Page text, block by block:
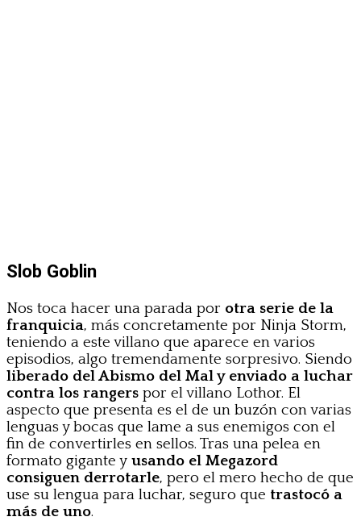
Slob Goblin
Nos toca hacer una parada por otra serie de la
franquicia, más concretamente por Ninja Storm,
teniendo a este villano que aparece en varios
episodios, algo tremendamente sorpresivo. Siendo
liberado del Abismo del Mal y enviado a luchar
contra los rangers por el villano Lothor. El
aspecto que presenta es el de un buzón con varias
lenguas y bocas que lame a sus enemigos con el
fin de convertirles en sellos. Tras una pelea en
formato gigante y usando el Megazord
consiguen derrotarle, pero el mero hecho de que
use su lengua para luchar, seguro que trastocó a
más de uno.